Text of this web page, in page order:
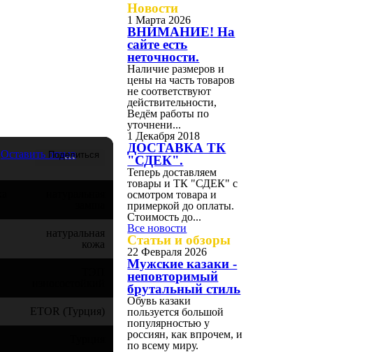
Оставить отзыв
натуральная
кожа
ETOR (Турция)
Новости
1 Марта 2026
ВНИМАНИЕ! На
сайте есть
неточности.
Наличие размеров и
цены на часть товаров
не соответствуют
действительности,
Ведём работы по
уточнени...
1 Декабря 2018
ДОСТАВКА ТК
"СДЕК".
Теперь доставляем
товары и ТК "СДЕК" с
осмотром товара и
примеркой до оплаты.
Стоимость до...
Все новости
Статьи и обзоры
22 Февраля 2026
Мужские казаки -
неповторимый
брутальный стиль
Обувь казаки
пользуется большой
популярностью у
россиян, как впрочем, и
по всему миру.